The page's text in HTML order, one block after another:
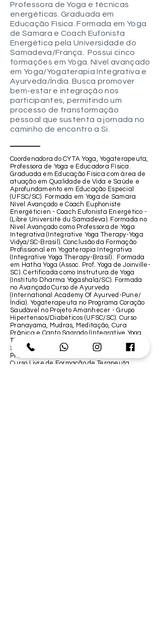
Professora de Yoga e técnicas
energéticas. Graduada em
Educação Física. Formada em Yoga
de Samara e Coach Eufonista
Energética pela Universidade do
Samadeva/França. Possui cinco
formações em Yoga. Nível avançado
em Yoga/Yogaterapia Integrativa e
Ayurveda/Índia. Busca promover
bem-estar e integração nos
participantes, permitindo um
processo de transformação
pessoal que sustenta a jornada no
caminho de encontro a Si.
Coordenadora do CYTA Yoga, Yogaterapeuta,
Professora de Yoga e Educadora Física.
Graduada em Educação Física com área de
atuação em Qualidade de Vida e Saúde e
Aprofundamento em Educação Especial
(UFSC/SC). Formada em Yoga de Samara
Nível Avançado e Coach Euphoniste
Energéticien - Coach Eufonista Energético -
(Libre Université du Samadeva). Formada no
Nível Avançado como Professora de Yoga
Integrativa (Integrative Yoga Therapy-Yoga
Vidya/SC-Brasil). Conclusão da Formação
Profissional em Yogaterapia Integrativa
(Integrative Yoga Therapy-Brasil). Formada
em Hatha Yoga (Assoc. Prof. Yoga de Joinville-
SC). Certificada como Instrutura de Yoga
(Instituto Dharma Yogashala/SC). Formada
no Avançado Curso de Ayurveda
(International Academy Of Ayurved-Pune/
Índia). Yogaterapeuta no Programa Coração
Saudável no Projeto Amanhecer - Grupo
Hipertensos/Diabéticos (UFSC/SC). Curso
Pranayama, Mudras, Meditação, Cura
Prânica e Canto Sagrado (Integrative Yoga
Therapy-Yoga Vidya/SC-Brasil). Curso de
Suddha Raja Yoga - iniciada como Lakshmi
Prema (Suddha Dharma Mandalam-MG).
Curso Livre de Formação de Terapeuta